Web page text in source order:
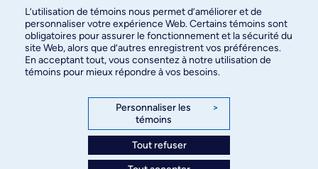
des relations publiques
3744, rue Jean-Brillant, bureau 490
Montréal (Québec) H3T 1P1
L’utilisation de témoins nous permet d’améliorer et de
personnaliser votre expérience Web. Certains témoins sont
obligatoires pour assurer le fonctionnement et la sécurité du
site Web, alors que d’autres enregistrent vos préférences.
En acceptant tout, vous consentez à notre utilisation de
témoins pour mieux répondre à vos besoins.
Personnaliser les
témoins
>
Tout refuser